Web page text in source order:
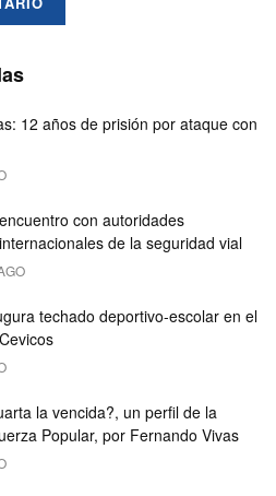
12 años de prisión por ataque con
con autoridades
de la seguridad vial
techado deportivo-escolar en el
la vencida?, un perfil de la
Popular, por Fernando Vivas